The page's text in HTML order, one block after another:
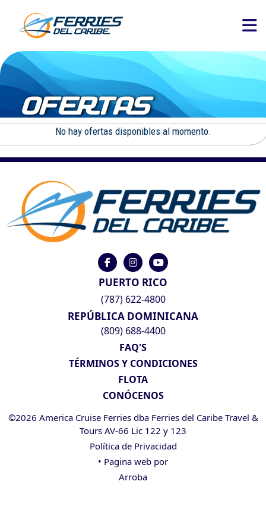
OFERTAS
No hay ofertas disponibles al momento.
PUERTO RICO
(787) 622-4800
REPÚBLICA DOMINICANA
(809) 688-4400
FAQ'S
TÉRMINOS Y CONDICIONES
FLOTA
CONÓCENOS
©2026 America Cruise Ferries dba Ferries del Caribe Travel &
Tours AV-66 Lic 122 y 123
Política de Privacidad
• Pagina web por
Arroba